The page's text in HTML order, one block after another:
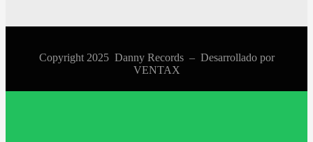
Copyright 2025 Danny Records – Desarrollado por
VENTAX